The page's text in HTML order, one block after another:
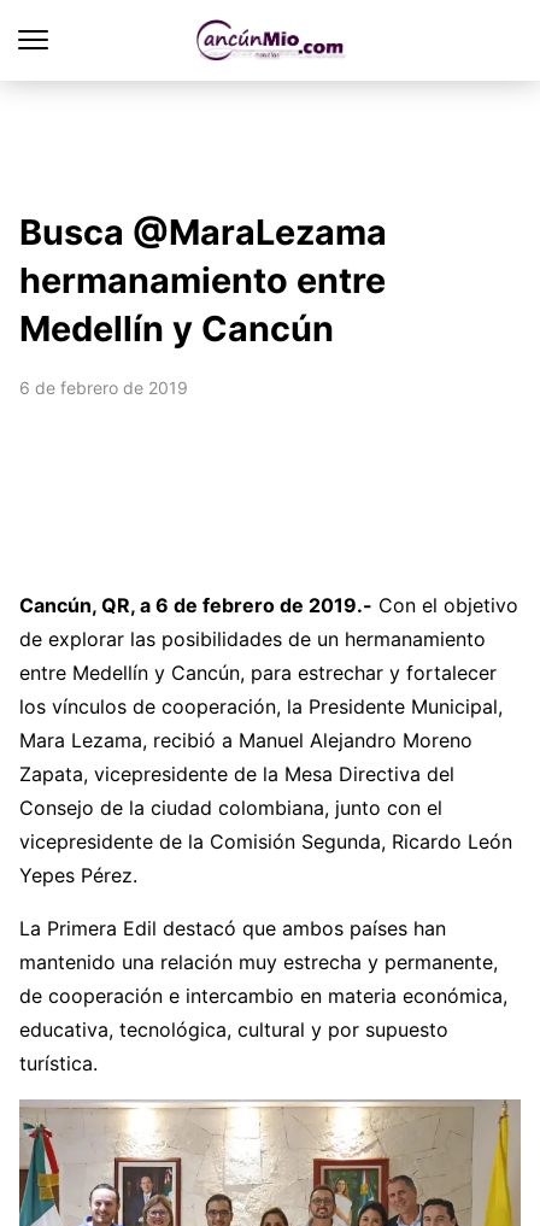
Busca @MaraLezama
hermanamiento entre
Medellín y Cancún
6 de febrero de 2019
Cancún, QR, a 6 de febrero de 2019.- Con el objetivo
de explorar las posibilidades de un hermanamiento
entre Medellín y Cancún, para estrechar y fortalecer
los vínculos de cooperación, la Presidente Municipal,
Mara Lezama, recibió a Manuel Alejandro Moreno
Zapata, vicepresidente de la Mesa Directiva del
Consejo de la ciudad colombiana, junto con el
vicepresidente de la Comisión Segunda, Ricardo León
Yepes Pérez.
La Primera Edil destacó que ambos países han
mantenido una relación muy estrecha y permanente,
de cooperación e intercambio en materia económica,
educativa, tecnológica, cultural y por supuesto
turística.